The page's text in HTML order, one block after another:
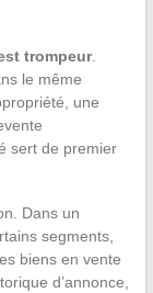
trompeur.
le même
une
sert de premier
Dans un
segments,
biens en vente
d’annonce,